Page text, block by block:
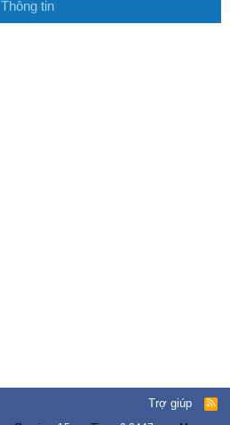
Thông tin
Trợ giúp
R